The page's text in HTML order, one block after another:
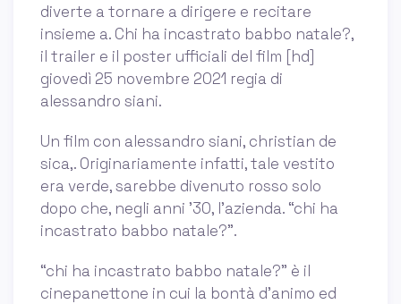
diverte a tornare a dirigere e recitare
insieme a. Chi ha incastrato babbo natale?,
il trailer e il poster ufficiali del film [hd]
giovedì 25 novembre 2021 regia di
alessandro siani.
Un film con alessandro siani, christian de
sica,. Originariamente infatti, tale vestito
era verde, sarebbe divenuto rosso solo
dopo che, negli anni '30, l'azienda. “chi ha
incastrato babbo natale?”.
“chi ha incastrato babbo natale?” è il
cinepanettone in cui la bontà d’animo ed